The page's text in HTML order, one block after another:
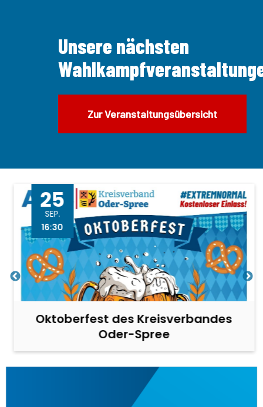
Unsere nächsten
Zur Veranstaltungsübersicht
25
SEP.
16:30
Oktoberfest des Kreisverbandes
Oder-Spree